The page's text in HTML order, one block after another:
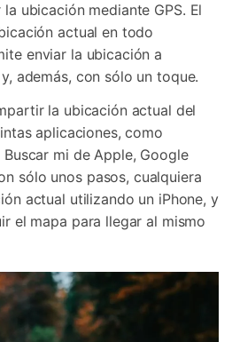
ubicación mediante GPS. El
actual en todo
enviar la ubicación a
además, con sólo un toque.
la ubicación actual del
aplicaciones, como
mi de Apple, Google
sólo unos pasos, cualquiera
actual utilizando un iPhone, y
el mapa para llegar al mismo